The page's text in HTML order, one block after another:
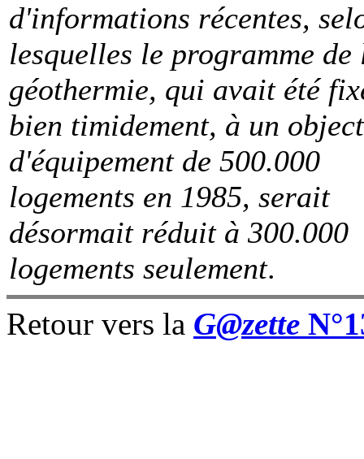
d'informations récentes,
lesquelles le programme de
géothermie, qui avait été
bien timidement, à un
d'équipement de 500.000
logements en 1985, serait
désormait réduit à 300.000
logements seulement.
Retour vers la G@zette